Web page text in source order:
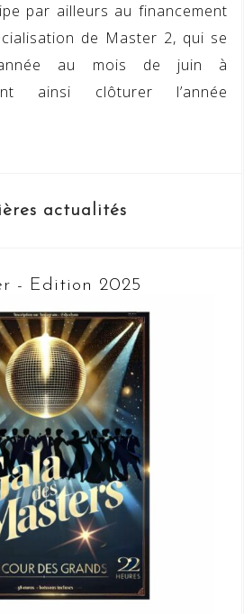
par ailleurs au financement
de Master 2, qui se
au mois de juin à
ainsi clôturer l’année
actualités
- Edition 2025